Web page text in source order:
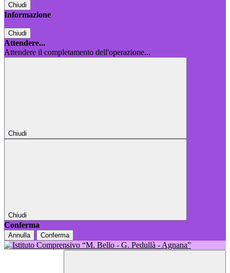
Chiudi
Informazione
Chiudi
Attendere...
Attendere il completamento dell'operazione...
Chiudi
Chiudi
Conferma
Annulla Conferma